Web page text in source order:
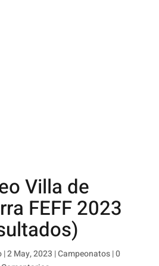
Villa de
FEFF 2023
|2 May, 2023 |Campeonatos|0